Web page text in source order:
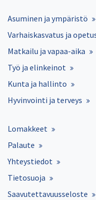
Asuminen ja ympäristö
Varhaiskasvatus ja
Matkailu ja vapaa-aika
Työ ja elinkeinot
Kunta ja hallinto
Hyvinvointi ja terveys
Lomakkeet
Palaute
Yhteystiedot
Tietosuoja
Saavutettavuusseloste